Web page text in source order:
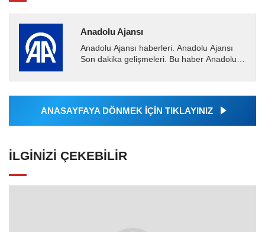
Anadolu Ajansı
Anadolu Ajansı haberleri. Anadolu Ajansı
Son dakika gelişmeleri. Bu haber Anadolu
Ajansı tarafından...
ANASAYFAYA DÖNMEK İÇİN TIKLAYINIZ
İLGINIZI ÇEKEBILIR